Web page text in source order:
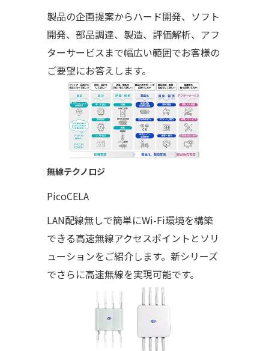
製品の企画提案からハード開発、ソフト
開発、部品調達、製造、評価解析、アフ
ターサービスまで幅広い範囲でお客様の
ご要望にお答えします。
無線テクノロジ
PicoCELA
LAN配線無しで簡単にWi-Fi環境を構築
できる高速無線アクセスポイントとソリ
ューションをご紹介します。新シリーズ
でさらに高速無線を実現可能です。